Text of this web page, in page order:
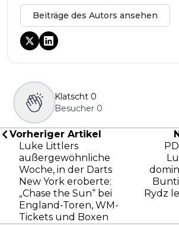
Beiträge des Autors ansehen
Klatscht 0
Besucher 0
Vorheriger Artikel
Luke Littlers
außergewöhnliche
Woche, in der Darts
New York eroberte:
„Chase the Sun“ bei
England-Toren, WM-
Tickets und Boxen
Rydz